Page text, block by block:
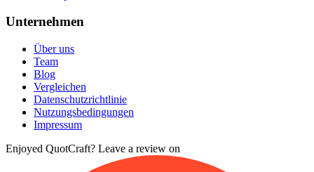
Unternehmen
Über uns
Team
Blog
Vergleichen
Datenschutzrichtlinie
Nutzungsbedingungen
Impressum
Enjoyed QuotCraft? Leave a review on